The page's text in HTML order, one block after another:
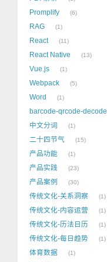
Promplify 6
RAG 1
React 11
React Native 13
Vue.js 1
Webpack 5
Word 1
barcode-qrcode-decode
中文分词 1
二十四节气 15
产品功能 1
产品实践 23
产品案例 30
传统文化-关系洞察 1
传统文化-内容运营 1
传统文化-历法日历 1
传统文化-每日趋势 1
体育数据 1